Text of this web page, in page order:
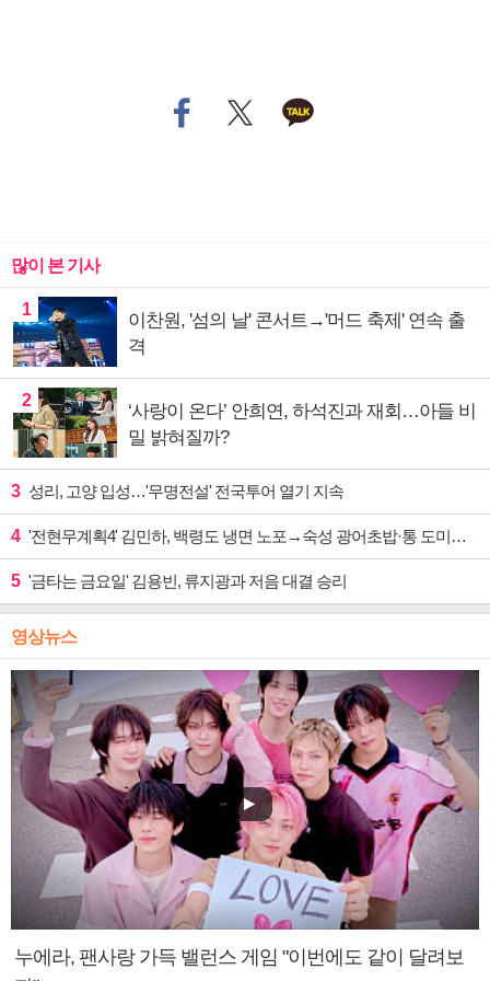
많이 본 기사
1
이찬원, '섬의 날' 콘서트→'머드 축제' 연속 출
격
2
‘사랑이 온다’ 안희연, 하석진과 재회…아들 비
밀 밝혀질까?
3 성리, 고양 입성…'무명전설' 전국투어 열기 지속
4 '전현무계획4' 김민하, 백령도 냉면 노포→숙성 광어초밥·통 도미찜 맛집 탐방
5 '금타는 금요일' 김용빈, 류지광과 저음 대결 승리
영상뉴스
누에라, 팬사랑 가득 밸런스 게임 "이번에도 같이 달려보